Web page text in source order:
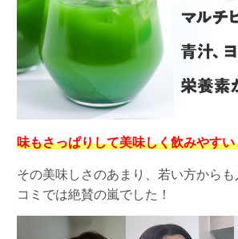
味もさっぱりして美味しく飲みやすい
その美味しさのあまり、若い方から
コミでは絶賛の嵐でした！